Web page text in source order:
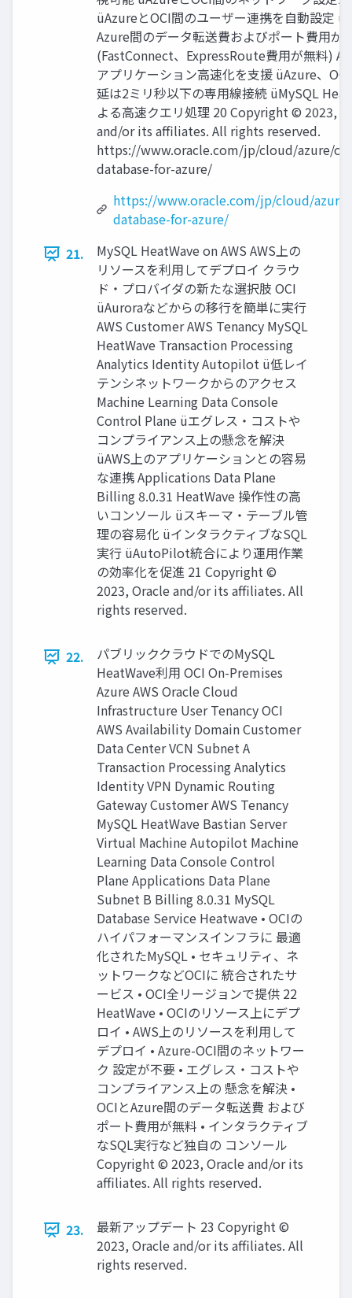
üAzureとOCI間のユーザー連携を⾃動設定
Azure間のデータ転送費およびポート費⽤が
(FastConnect、ExpressRoute費⽤が無料)
アプリケーション⾼速化を⽀援 üAzure、
延は2ミリ秒以下の専⽤線接続 üMySQL
よる⾼速クエリ処理 20 Copyright © 2023,
and/or its affiliates. All rights reserved.
https://www.oracle.com/jp/cloud/azure/
database-for-azure/
https://www.oracle.com/jp/cloud/
database-for-azure/
21.
MySQL HeatWave on AWS AWS上の
リソースを利⽤してデプロイ クラウ
ド・プロバイダの新たな選択肢 OCI
üAuroraなどからの移⾏を簡単に実⾏
AWS Customer AWS Tenancy MySQL
HeatWave Transaction Processing
Analytics Identity Autopilot ü低レイ
テンシネットワークからのアクセス
Machine Learning Data Console
Control Plane üエグレス・コストや
コンプライアンス上の懸念を解決
üAWS上のアプリケーションとの容易
な連携 Applications Data Plane
Billing 8.0.31 HeatWave 操作性の⾼
いコンソール üスキーマ・テーブル管
理の容易化 üインタラクティブなSQL
実⾏ üAutoPilot統合により運⽤作業
の効率化を促進 21 Copyright ©
2023, Oracle and/or its affiliates. All
rights reserved.
22.
パブリッククラウドでのMySQL
HeatWave利⽤ OCI On-Premises
Azure AWS Oracle Cloud
Infrastructure User Tenancy OCI
AWS Availability Domain Customer
Data Center VCN Subnet A
Transaction Processing Analytics
Identity VPN Dynamic Routing
Gateway Customer AWS Tenancy
MySQL HeatWave Bastian Server
Virtual Machine Autopilot Machine
Learning Data Console Control
Plane Applications Data Plane
Subnet B Billing 8.0.31 MySQL
Database Service Heatwave • OCIの
ハイパフォーマンスインフラに 最適
化されたMySQL • セキュリティ、ネ
ットワークなどOCIに 統合されたサ
ービス • OCI全リージョンで提供 22
HeatWave • OCIのリソース上にデプ
ロイ • AWS上のリソースを利⽤して
デプロイ • Azure-OCI間のネットワー
ク 設定が不要 • エグレス・コストや
コンプライアンス上の 懸念を解決 •
OCIとAzure間のデータ転送費 および
ポート費⽤が無料 • インタラクティブ
なSQL実⾏など独⾃の コンソール
Copyright © 2023, Oracle and/or its
affiliates. All rights reserved.
23.
最新アップデート 23 Copyright ©
2023, Oracle and/or its affiliates. All
rights reserved.